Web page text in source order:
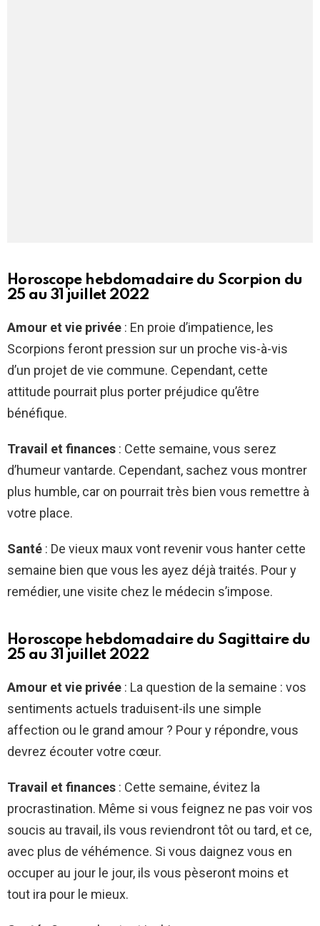
Horoscope hebdomadaire du Scorpion du
25 au 31 juillet 2022
Amour et vie privée : En proie d’impatience, les
Scorpions feront pression sur un proche vis-à-vis
d’un projet de vie commune. Cependant, cette
attitude pourrait plus porter préjudice qu’être
bénéfique.
Travail et finances : Cette semaine, vous serez
d’humeur vantarde. Cependant, sachez vous montrer
plus humble, car on pourrait très bien vous remettre à
votre place.
Santé : De vieux maux vont revenir vous hanter cette
semaine bien que vous les ayez déjà traités. Pour y
remédier, une visite chez le médecin s’impose.
Horoscope hebdomadaire du Sagittaire du
25 au 31 juillet 2022
Amour et vie privée : La question de la semaine : vos
sentiments actuels traduisent-ils une simple
affection ou le grand amour ? Pour y répondre, vous
devrez écouter votre cœur.
Travail et finances : Cette semaine, évitez la
procrastination. Même si vous feignez ne pas voir vos
soucis au travail, ils vous reviendront tôt ou tard, et ce,
avec plus de véhémence. Si vous daignez vous en
occuper au jour le jour, ils vous pèseront moins et
tout ira pour le mieux.